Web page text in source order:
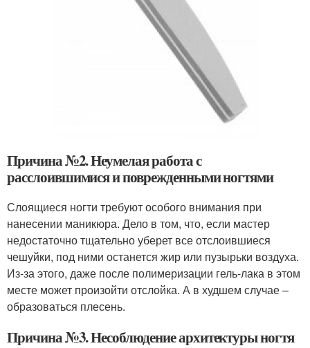
Причина №2. Неумелая работа с
расслоившимися и поврежденными ногтями
Слоящиеся ногти требуют особого внимания при
нанесении маникюра. Дело в том, что, если мастер
недостаточно тщательно уберет все отслоившиеся
чешуйки, под ними останется жир или пузырьки воздуха.
Из-за этого, даже после полимеризации гель-лака в этом
месте может произойти отслойка. А в худшем случае –
образоваться плесень.
Причина №3. Несоблюдение архитектуры ногтя